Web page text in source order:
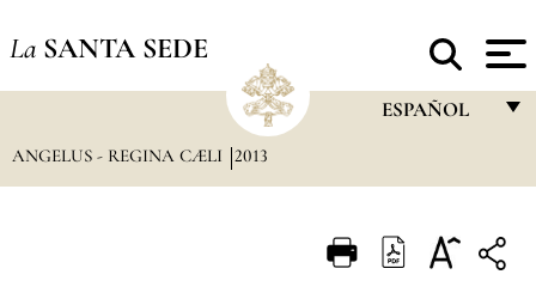
La SANTA SEDE
ESPAÑOL
ITALIANO
ANGELUS - REGINA CÆLI 2013